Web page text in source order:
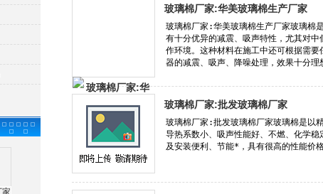
玻璃棉厂家:华美玻璃棉生产厂家
玻璃棉厂家:批发玻璃棉厂家